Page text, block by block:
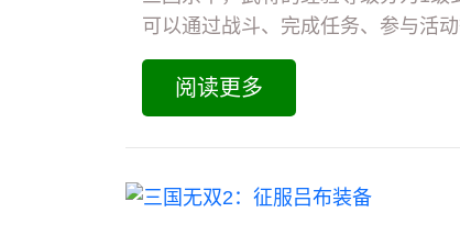
可以通过战斗、完成任务、参与活
阅读更多